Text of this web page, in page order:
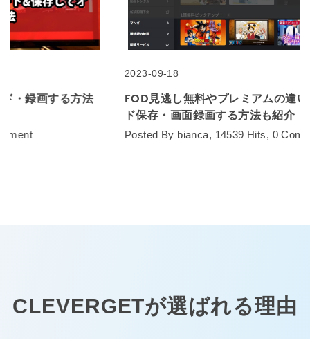
FOD見逃し無料やプレミアムの違いを解説！ダウンロー
ド保存・画面録画する方法も紹介！
Posted By bianca, 14539 Hits, 0 Comment
CLEVERGETが選ばれる理由